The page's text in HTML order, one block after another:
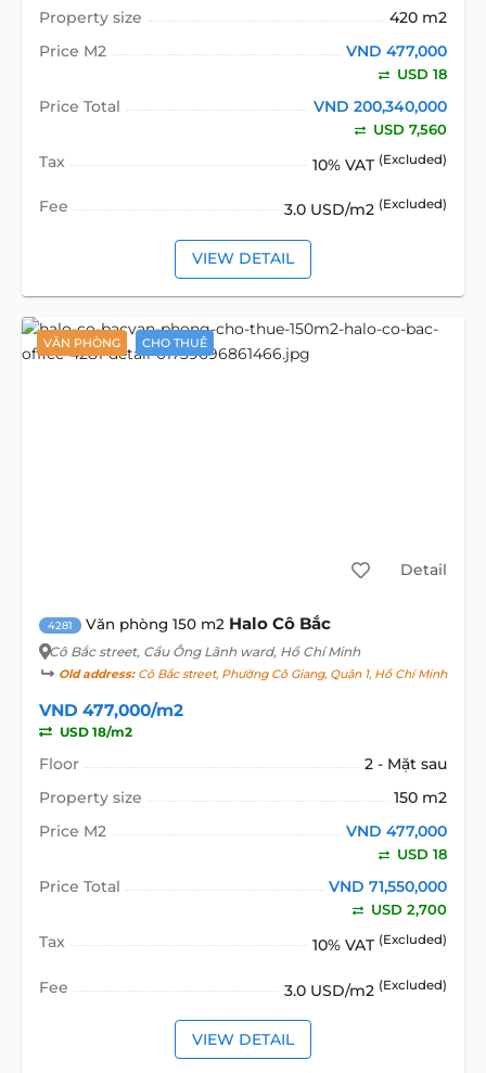
Property size
420 m2
Price M2
VND 477,000
USD 18
Price Total VND 200,340,000
USD 7,560
Tax 10% VAT (Excluded)
Fee 3.0 USD/m2 (Excluded)
VIEW DETAIL
VĂN PHÒNG CHO THUÊ
Detail
4281 Văn phòng 150 m2 Halo Cô Bắc
Cô Bắc street, Cầu Ông Lãnh ward, Hồ Chí Minh
Old address:Cô Bắc street, Phường Cô Giang, Quận 1, Hồ Chí Minh
VND 477,000/m2
USD 18/m2
Floor
2 - Mặt sau
Property size
150 m2
Price M2
VND 477,000
USD 18
Price Total VND 71,550,000
USD 2,700
Tax 10% VAT (Excluded)
Fee 3.0 USD/m2 (Excluded)
VIEW DETAIL